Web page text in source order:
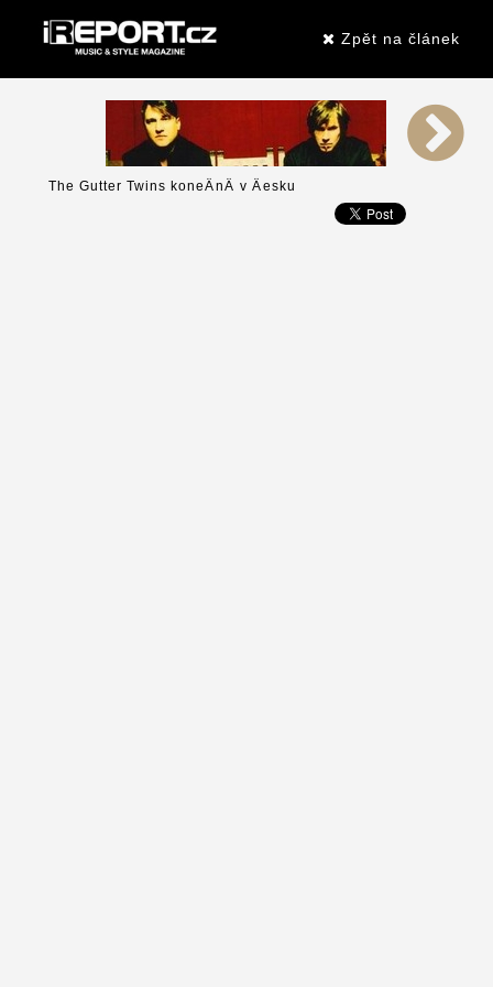
Zpět na článek
The Gutter Twins koneÄnÄ v Äesku